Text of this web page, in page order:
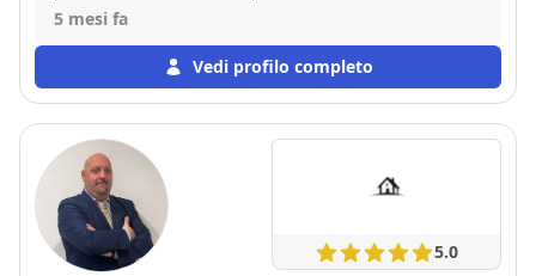
pienamente soddisfatto. Mi ha seguito nelle varie
"dileguarsi" dopo la firma del compromesso, cosa
che purtroppo accade sovente. Persona gentile,
vivamente.
5 mesi fa
Vedi profilo completo
5.0